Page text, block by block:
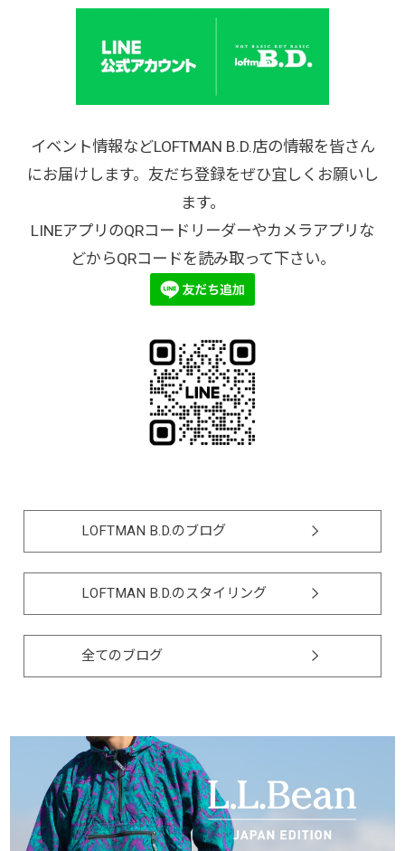
イベント情報などLOFTMAN B.D.店の情報を皆さん
にお届けします。友だち登録をぜひ宜しくお願いし
ます。
LINEアプリのQRコードリーダーやカメラアプリな
どからQRコードを読み取って下さい。
LOFTMAN B.D.のブログ
LOFTMAN B.D.のスタイリング
全てのブログ